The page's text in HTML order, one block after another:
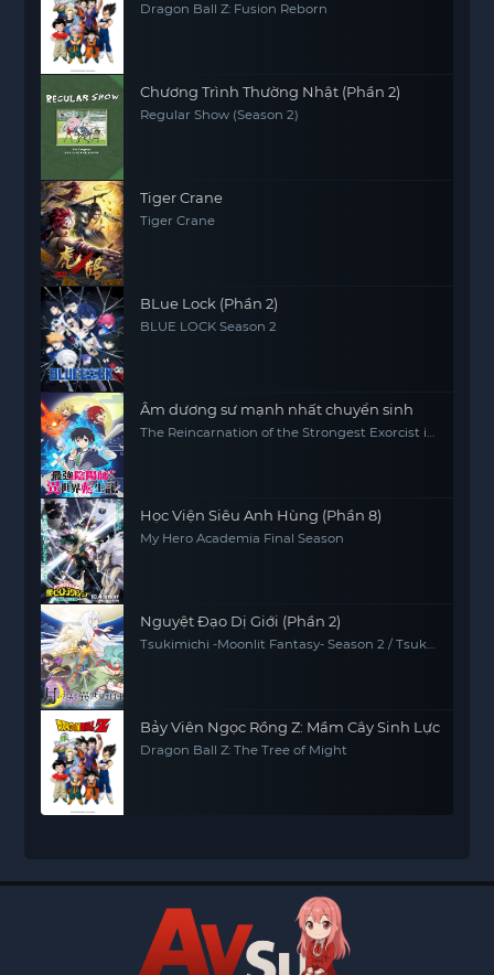
Dragon Ball Z: Fusion Reborn
Chương Trình Thường Nhật (Phần 2)
Regular Show (Season 2)
Tiger Crane
Tiger Crane
BLue Lock (Phần 2)
BLUE LOCK Season 2
Âm dương sư mạnh nhất chuyển sinh
The Reincarnation of the Strongest Exorcist in
Học Viện Siêu Anh Hùng (Phần 8)
My Hero Academia Final Season
Nguyệt Đạo Dị Giới (Phần 2)
Tsukimichi -Moonlit Fantasy- Season 2 / Tsuki
Bảy Viên Ngọc Rồng Z: Mầm Cây Sinh Lực
Dragon Ball Z: The Tree of Might